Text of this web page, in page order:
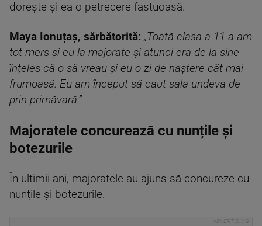
dorește și ea o petrecere fastuoasă.
Maya Ionuțaș, sărbătorită: „Toată clasa a 11-a am
tot mers și eu la majorate și atunci era de la sine
înțeles că o să vreau și eu o zi de naștere cât mai
frumoasă. Eu am început să caut sala undeva de
prin primăvară.”
Majoratele concurează cu nunțile și
botezurile
În ultimii ani, majoratele au ajuns să concureze cu
nunțile și botezurile.